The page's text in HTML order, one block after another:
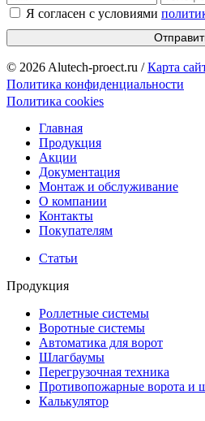
Я согласен с условиями
© 2026 Alutech-proect.ru /Карта
Политика конфиденциальности
Политика cookies
Главная
Продукция
Акции
Документация
Монтаж и обслуживание
О компании
Контакты
Покупателям
Статьи
Продукция
Роллетные системы
Воротные системы
Автоматика для ворот
Шлагбаумы
Перегрузочная техника
Противопожарные ворота и
Калькулятор